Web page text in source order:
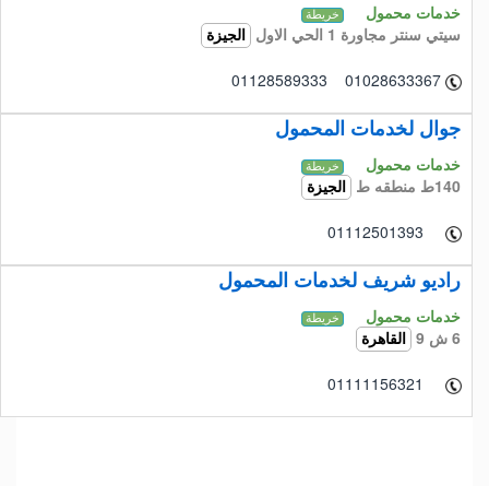
خدمات محمول خريطة
سيتي سنتر مجاورة 1 الحي الاول الجيزة
01128589333 01028633367
جوال لخدمات المحمول
خدمات محمول خريطة
140ط منطقه ط الجيزة
01112501393
راديو شريف لخدمات المحمول
خدمات محمول خريطة
6 ش 9 القاهرة
01111156321